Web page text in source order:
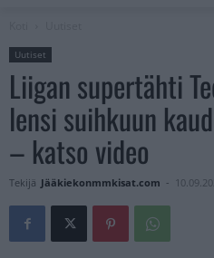
Uutiset
Liigan supertähti
lensi suihkuun
– katso video
Tekijä Jääkiekonmmkisat.com -